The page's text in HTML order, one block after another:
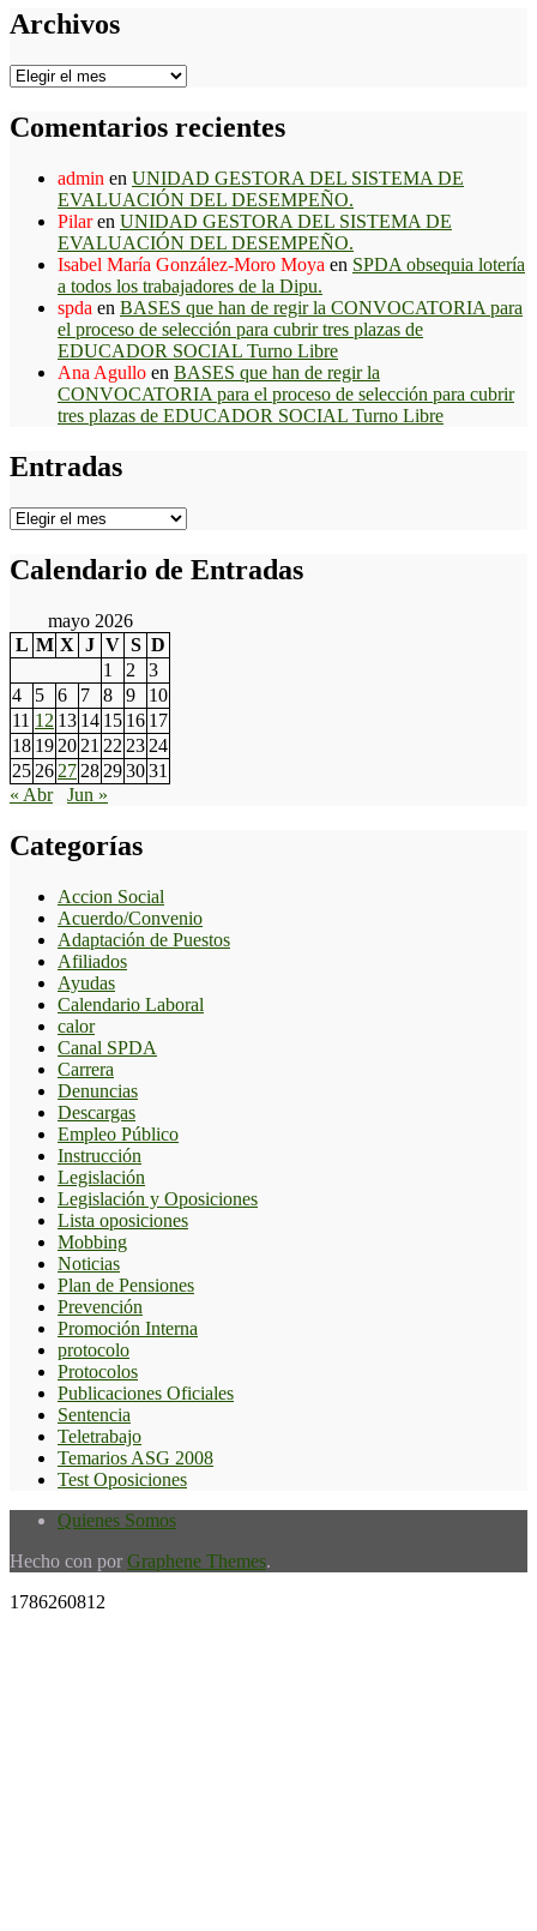
Archivos
Archivos
Comentarios recientes
admin en UNIDAD GESTORA DEL SISTEMA DE
EVALUACIÓN DEL DESEMPEÑO.
Pilaren UNIDAD GESTORA DEL SISTEMA DE
EVALUACIÓN DEL DESEMPEÑO.
Isabel María González-Moro Moya en SPDA obsequia lotería
a todos los trabajadores de la Dipu.
spda en BASES que han de regir la CONVOCATORIA para
el proceso de selección para cubrir tres plazas de
EDUCADOR SOCIAL Turno Libre
Ana Agullo en BASES que han de regir la
CONVOCATORIA para el proceso de selección para cubrir
tres plazas de EDUCADOR SOCIAL Turno Libre
Entradas
Entradas
Calendario de Entradas
mayo 2026
L M X J V S D
1
2
3
4
5 6 7 8 9
10
11 12 13 14 15 16 17
18 19 20 21 22 23 24
25 26 27 28 293031
« Abr
Jun »
Categorías
Accion Social
Acuerdo/Convenio
Adaptación de Puestos
Afiliados
Ayudas
Calendario Laboral
calor
Canal SPDA
Carrera
Denuncias
Descargas
Empleo Público
Instrucción
Legislación
Legislación y Oposiciones
Lista oposiciones
Mobbing
Noticias
Plan de Pensiones
Prevención
Promoción Interna
protocolo
Protocolos
Publicaciones Oficiales
Sentencia
Teletrabajo
Temarios ASG 2008
Test Oposiciones
Quienes Somos
Hecho con por Graphene Themes.
1786260812